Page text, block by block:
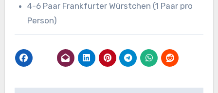
4-6 Paar Frankfurter Würstchen (1 Paar pro
Person)